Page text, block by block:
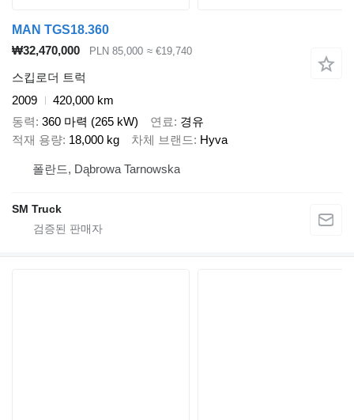
MAN TGS18.360
₩32,470,000
PLN 85,000 ≈ €19,740
스킵로더 트럭
2009
420,000 km
동력 360 마력 (265 kW) 연료
경유
적재 용량 18,000 kg 차체 브랜드 Hyva
폴란드, Dąbrowa Tarnowska
SM Truck